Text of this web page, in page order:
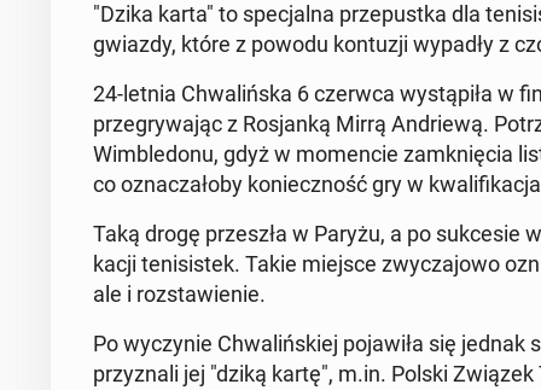
"Dzika karta" to spe­cjal­na prze­pust­ka dla
gwiazdy, które z powodu kon­tu­zji wypadły z
24-letnia Chwa­liń­ska 6 czerwca wy­stą­pi­ła w
prze­gry­wa­jąc z Ro­sjan­ką Mirrą An­drie­wą.
Wim­ble­do­nu, gdyż w mo­men­cie za­mknię­cia
co ozna­cza­ło­by ko­niecz­ność gry w
Taką drogę prze­szła w Paryżu, a po
ka­cji te­ni­si­stek. Takie miejsce zwy­cza­jo­wo
ale i roz­sta­wie­nie.
Po wy­czy­nie Chwa­liń­skiej po­ja­wi­ła się
przy­zna­li jej "dziką kartę", m.in. Polski